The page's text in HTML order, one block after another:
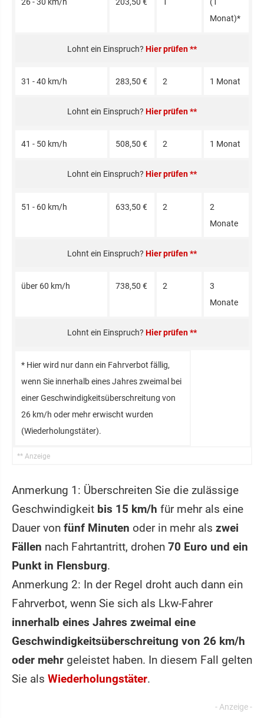
26 - 30 km/h 203,50 €
(1
Monat)*
Hier prüfen **
31 - 40 km/h 283,50 € 2 1 Monat
Hier prüfen **
41 - 50 km/h 508,50 € 2 1 Monat
Hier prüfen **
51 - 60 km/h 633,50 € 2
2
Monate
Hier prüfen **
über 60 km/h 738,50 € 2
3
Monate
Hier prüfen **
* Hier wird nur dann ein Fahrverbot fällig,
wenn Sie innerhalb eines Jahres zweimal bei
einer Geschwindigkeitsüberschreitung von
26 km/h oder mehr erwischt wurden
(Wiederholungstäter).
Anmerkung 1: Überschreiten Sie die zulässige
Geschwindigkeit bis 15 km/h für mehr als eine
Dauer von fünf Minuten oder in mehr als zwei
Fällen nach Fahrtantritt, drohen 70 Euro und ein
Punkt in Flensburg.
Anmerkung 2: In der Regel droht auch dann ein
Fahrverbot, wenn Sie sich als Lkw-Fahrer
innerhalb eines Jahres zweimal eine
Geschwindigkeitsüberschreitung von 26 km/h
oder mehr geleistet haben. In diesem Fall gelten
Sie als Wiederholungstäter.